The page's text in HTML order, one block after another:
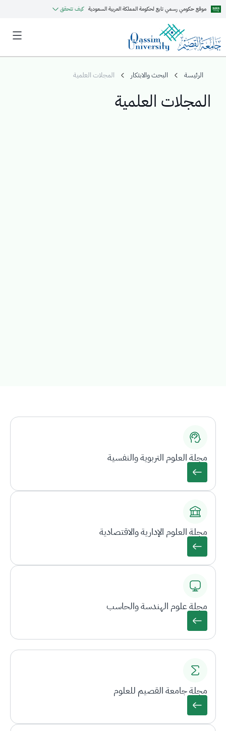
موقع حكومي رسمي تابع لحكومة المملكة العربية السعودية كيف تتحقق
الرئيسة البحث والابتكار المجلات العلمية
المجلات العلمية
مجلة العلوم التربوية والنفسية
مجلة العلوم الإدارية والاقتصادية
مجلة علوم الهندسة والحاسب
مجلة جامعة القصيم للعلوم